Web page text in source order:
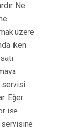
Ne
üzere
iken
servisi
Eğer
ise
servisine